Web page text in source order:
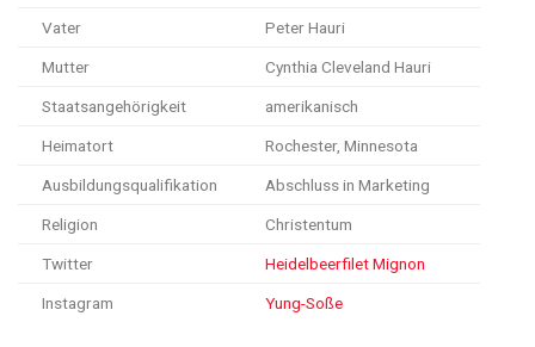
Vater Peter Hauri
Mutter Cynthia Cleveland Hauri
Staatsangehörigkeit amerikanisch
Heimatort Rochester, Minnesota
Ausbildungsqualifikation Abschluss in Marketing
Religion Christentum
Twitter Heidelbeerfilet Mignon
Instagram Yung-Soße